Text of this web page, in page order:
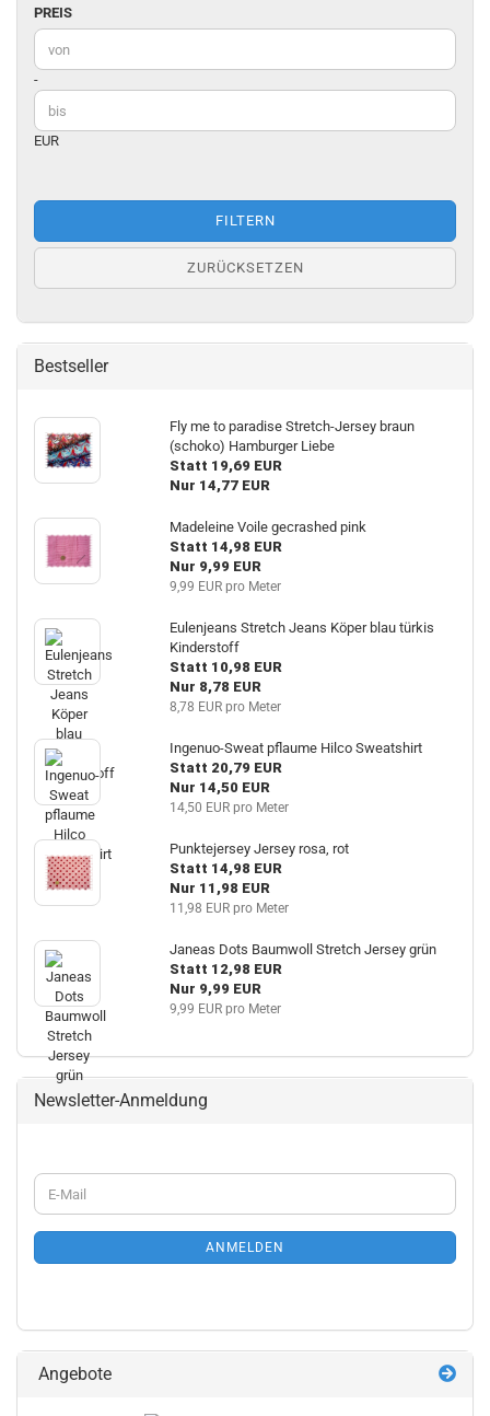
PREIS
PREIS
Preis bis
-
EUR
FILTERN
ZURÜCKSETZEN
Bestseller
Fly me to paradise Stretch-Jersey braun
(schoko) Hamburger Liebe
Statt 19,69 EUR
Nur 14,77 EUR
Madeleine Voile gecrashed pink
Statt 14,98 EUR
Nur 9,99 EUR
9,99 EUR pro Meter
Eulenjeans Stretch Jeans Köper blau türkis
Kinderstoff
Statt 10,98 EUR
Nur 8,78 EUR
8,78 EUR pro Meter
Ingenuo-Sweat pflaume Hilco Sweatshirt
Statt 20,79 EUR
Nur 14,50 EUR
14,50 EUR pro Meter
Punktejersey Jersey rosa, rot
Statt 14,98 EUR
Nur 11,98 EUR
11,98 EUR pro Meter
Janeas Dots Baumwoll Stretch Jersey grün
Statt 12,98 EUR
Nur 9,99 EUR
9,99 EUR pro Meter
Newsletter-Anmeldung
WEITER
ZUR
ANMELDUNG
E-
Mail
ANMELDEN
Angebote